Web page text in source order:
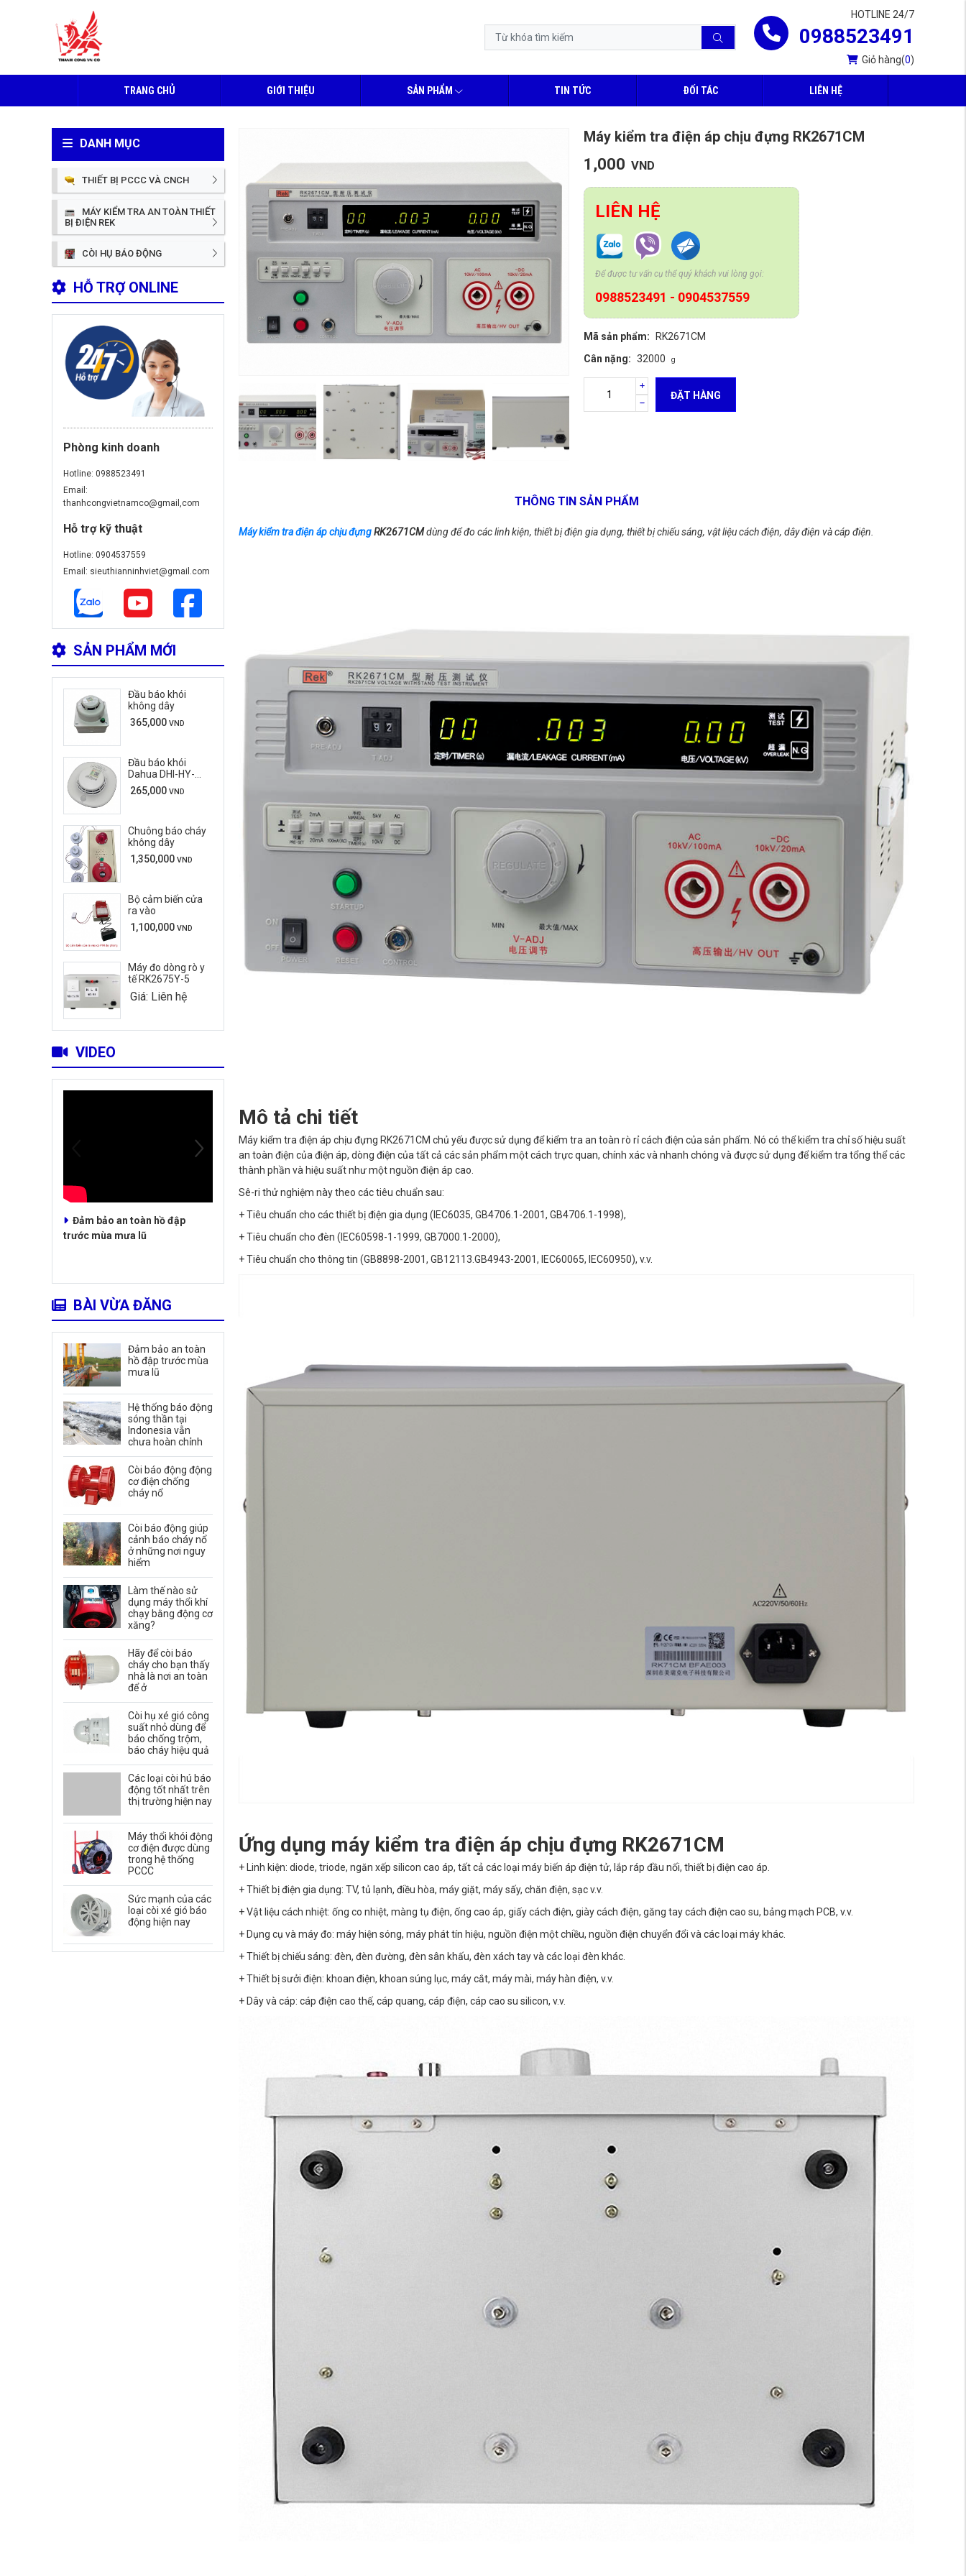
HOTLINE 24/7
0988523491
Giỏ hàng(0)
TRANG CHỦ GIỚI THIỆU SẢN PHẨM TIN TỨC ĐỐI TÁC LIÊN HỆ
DANH MỤC
THIẾT BỊ PCCC VÀ CNCH
MÁY KIỂM TRA AN TOÀN THIẾT
BỊ ĐIỆN REK
CÒI HỤ BÁO ĐỘNG
HỖ TRỢ ONLINE
Phòng kinh doanh
Hotline: 0988523491
Email:
thanhcongvietnamco@gmail,com
Hỗ trợ kỹ thuật
Hotline: 0904537559
Email: sieuthianninhviet@gmail.com
SẢN PHẨM MỚI
Đầu báo khói
không dây
365,000 VND
Đầu báo khói
Dahua DHI-HY-
C133
265,000 VND
Chuông báo cháy
không dây
1,350,000 VND
Bộ cảm biến cửa
ra vào
1,100,000 VND
Máy đo dòng rò y
tế RK2675Y-5
Giá: Liên hệ
VIDEO
Đảm bảo an toàn hồ đập
trước mùa mưa lũ
BÀI VỪA ĐĂNG
Đảm bảo an toàn
hồ đập trước mùa
mưa lũ
Hệ thống báo động
sóng thần tại
Indonesia vẫn
chưa hoàn chỉnh
Còi báo động động
cơ điện chống
cháy nổ
Còi báo động giúp
cảnh báo cháy nổ
ở những nơi nguy
hiểm
Làm thế nào sử
dụng máy thổi khí
chạy bằng động cơ
xăng?
Hãy để còi báo
cháy cho bạn thấy
nhà là nơi an toàn
để ở
Còi hụ xé gió công
suất nhỏ dùng để
báo chống trộm,
báo cháy hiệu quả
Các loại còi hú báo
động tốt nhất trên
thị trường hiện nay
Máy thổi khói động
cơ điện được dùng
trong hệ thống
PCCC
Sức mạnh của các
loại còi xé gió báo
động hiện nay
Máy kiểm tra điện áp chịu đựng RK2671CM
1,000 VND
LIÊN HỆ
Để được tư vấn cụ thể quý khách vui lòng gọi:
0988523491 - 0904537559
Mã sản phẩm: RK2671CM
Cân nặng: 32000 g
ĐẶT HÀNG
THÔNG TIN SẢN PHẨM
Máy kiểm tra điện áp chịu đựngRK2671CMdùng để đo các linh kiện, thiết bị điện gia dụng, thiết bị chiếu sáng, vật liệu cách điện, dây điện và cáp điện.
Mô tả chi tiết
Máy kiểm tra điện áp chịu đựng RK2671CM chủ yếu được sử dụng để kiểm tra an toàn rò rỉ cách điện của sản phẩm. Nó có thể kiểm tra chỉ số hiệu suất
an toàn điện của điện áp, dòng điện của tất cả các sản phẩm một cách trực quan, chính xác và nhanh chóng và được sử dụng để kiểm tra tổng thể các
thành phần và hiệu suất như một nguồn điện áp cao.
Sê-ri thử nghiệm này theo các tiêu chuẩn sau:
+ Tiêu chuẩn cho các thiết bị điện gia dụng (IEC6035, GB4706.1-2001, GB4706.1-1998),
+ Tiêu chuẩn cho đèn (IEC60598-1-1999, GB7000.1-2000),
+ Tiêu chuẩn cho thông tin (GB8898-2001, GB12113.GB4943-2001, IEC60065, IEC60950), v.v.
Ứng dụng máy kiểm tra điện áp chịu đựng RK2671CM
+ Linh kiện: diode, triode, ngăn xếp silicon cao áp, tất cả các loại máy biến áp điện tử, lắp ráp đầu nối, thiết bị điện cao áp.
+ Thiết bị điện gia dụng: TV, tủ lạnh, điều hòa, máy giặt, máy sấy, chăn điện, sạc v.v.
+ Vật liệu cách nhiệt: ống co nhiệt, màng tụ điện, ống cao áp, giấy cách điện, giày cách điện, găng tay cách điện cao su, bảng mạch PCB, v.v.
+ Dụng cụ và máy đo: máy hiện sóng, máy phát tín hiệu, nguồn điện một chiều, nguồn điện chuyển đổi và các loại máy khác.
+ Thiết bị chiếu sáng: đèn, đèn đường, đèn sân khấu, đèn xách tay và các loại đèn khác.
+ Thiết bị sưởi điện: khoan điện, khoan súng lục, máy cắt, máy mài, máy hàn điện, v.v.
+ Dây và cáp: cáp điện cao thế, cáp quang, cáp điện, cáp cao su silicon, v.v.